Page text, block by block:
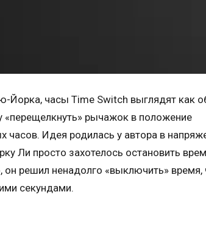
Йорка, часы Time Switch выглядят как
«перещелкнуть» рычажок в положение
часов. Идея родилась у автора в
Ли просто захотелось остановить
он решил ненадолго «выключить»
секундами.